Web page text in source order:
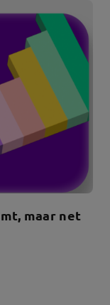
maar net